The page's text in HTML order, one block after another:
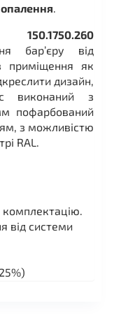
бар’єру від
приміщення як
дизайн,
виконаний з
пофарбований
з можливістю
RAL.
від системи